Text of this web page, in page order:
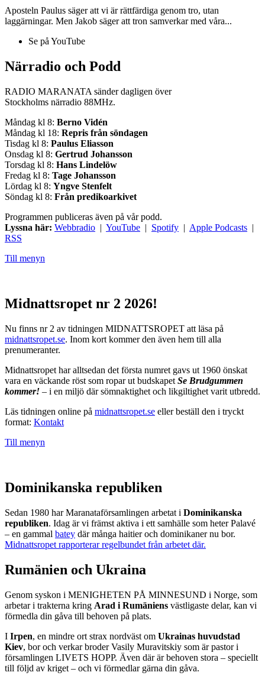
Aposteln Paulus säger att vi är rättfärdiga genom tro, utan
laggärningar. Men Jakob säger att tron samverkar med våra...
Se på YouTube
Närradio och Podd
RADIO MARANATA sänder dagligen över
Stockholms närradio 88MHz.
Måndag kl 8: Berno Vidén
Måndag kl 18: Repris från söndagen
Tisdag kl 8: Paulus Eliasson
Onsdag kl 8: Gertrud Johansson
Torsdag kl 8: Hans Lindelöw
Fredag kl 8: Tage Johansson
Lördag kl 8: Yngve Stenfelt
Söndag kl 8: Från predikoarkivet
Programmen publiceras även på vår podd.
Lyssna här: Webbradio | YouTube | Spotify | Apple Podcasts |
RSS
Till menyn
Midnattsropet nr 2 2026!
Nu finns nr 2 av tidningen MIDNATTSROPET att läsa på
midnattsropet.se. Inom kort kommer den även hem till alla
prenumeranter.
Midnattsropet har alltsedan det första numret gavs ut 1960 önskat
vara en väckande röst som ropar ut budskapet Se Brudgummen
kommer! – i en miljö där sömnaktighet och likgiltighet varit utbredd.
Läs tidningen online på midnattsropet.se eller beställ den i tryckt
format: Kontakt
Till menyn
Dominikanska republiken
Sedan 1980 har Maranataförsamlingen arbetat i Dominikanska
republiken. Idag är vi främst aktiva i ett samhälle som heter Palavé
– en gammal batey där många haitier och dominikaner nu bor.
Midnattsropet rapporterar regelbundet från arbetet där.
Rumänien och Ukraina
Genom syskon i MENIGHETEN PÅ MINNESUND i Norge, som
arbetar i trakterna kring Arad i Rumäniens västligaste delar, kan vi
förmedla din gåva till behoven på plats.
I Irpen, en mindre ort strax nordväst om Ukrainas huvudstad
Kiev, bor och verkar broder Vasily Muravitskiy som är pastor i
församlingen LIVETS HOPP. Även där är behoven stora – speciellt
till följd av kriget – och vi förmedlar gärna din gåva.